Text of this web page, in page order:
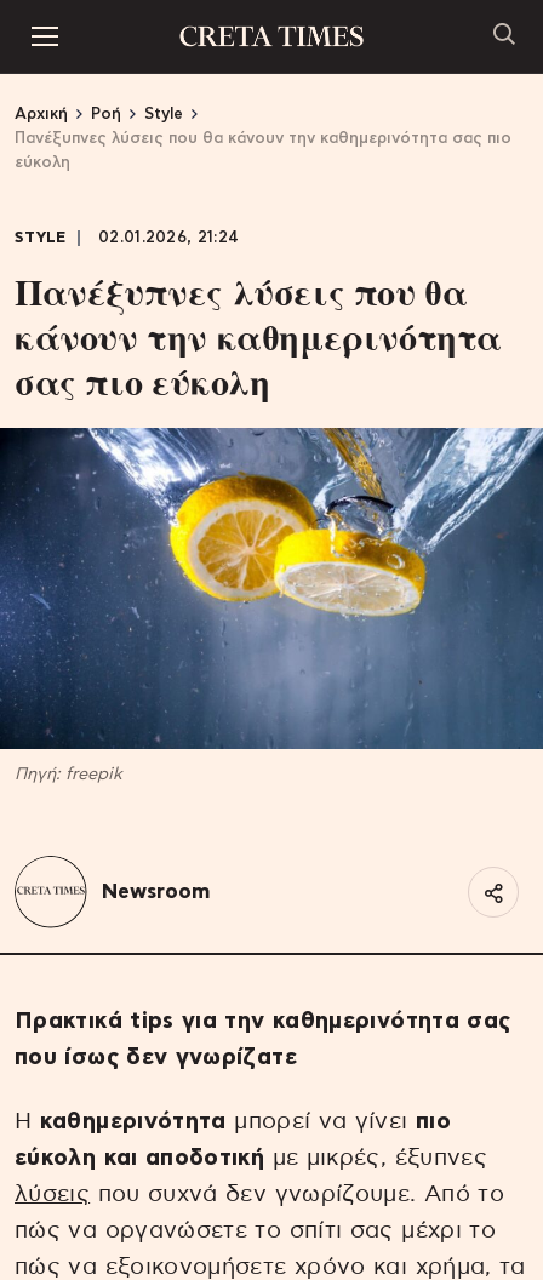
Αρχική Ροή
Style
Πανέξυπνες λύσεις που θα κάνουν την καθημερινότητα σας πιο
εύκολη
STYLE 02.01.2026, 21:24
Πανέξυπνες λύσεις που θα
κάνουν την καθημερινότητα
σας πιο εύκολη
Πηγή: freepik
Newsroom
Πρακτικά tips για την καθημερινότητα σας
που ίσως δεν γνωρίζατε
Η καθημερινότητα μπορεί να γίνει πιο
εύκολη και αποδοτική με μικρές, έξυπνες
λύσεις που συχνά δεν γνωρίζουμε. Από το
πώς να οργανώσετε το σπίτι σας μέχρι το
πώς να εξοικονομήσετε χρόνο και χρήμα, τα